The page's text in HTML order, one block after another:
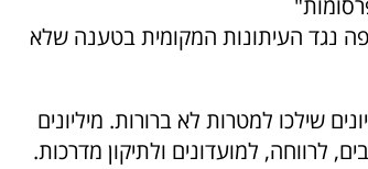
נגד העיתונות המקומית בטענה שלא
על רקע אישור תקציב 2015:"מיליונים שילכו למטרות לא ברורות. מיליונים
לרווחה, למועדונים ולתיקון מדרכות.